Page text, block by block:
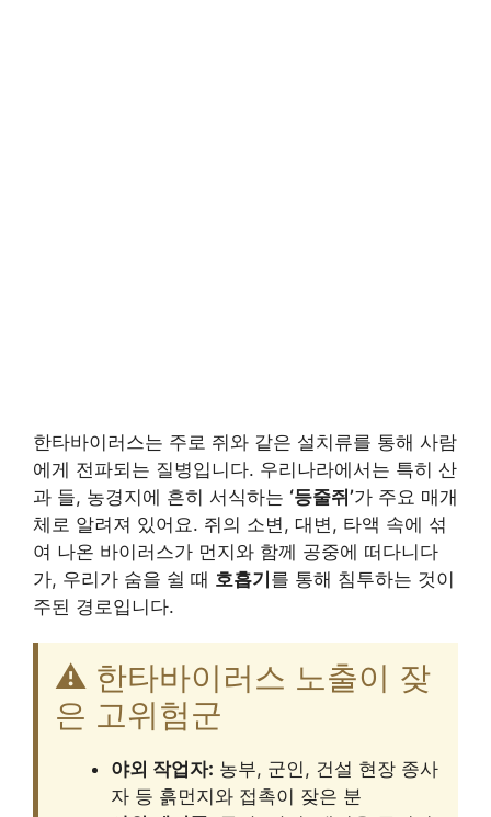
한타바이러스는 주로 쥐와 같은 설치류를 통해 사람
에게 전파되는 질병입니다. 우리나라에서는 특히 산
과 들, 농경지에 흔히 서식하는 ‘등줄쥐’가 주요 매개
체로 알려져 있어요. 쥐의 소변, 대변, 타액 속에 섞
여 나온 바이러스가 먼지와 함께 공중에 떠다니다
가, 우리가 숨을 쉴 때 호흡기를 통해 침투하는 것이
주된 경로입니다.
⚠️ 한타바이러스 노출이 잦
은 고위험군
야외 작업자: 농부, 군인, 건설 현장 종사
자 등 흙먼지와 접촉이 잦은 분